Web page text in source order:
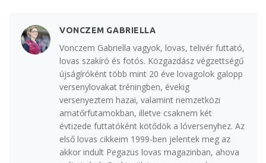
VONCZEM GABRIELLA
Vonczem Gabriella vagyok, lovas, telivér futtató,
lovas szakíró és fotós. Közgazdász végzettségű
újságíróként több mint 20 éve lovagolok galopp
versenylovakat tréningben, évekig
versenyeztem hazai, valamint nemzetközi
amatőrfutamokban, illetve csaknem két
évtizede futtatóként kötődök a lóversenyhez. Az
első lovas cikkeim 1999-ben jelentek meg az
akkor indult Pegazus lovas magazinban, ahova